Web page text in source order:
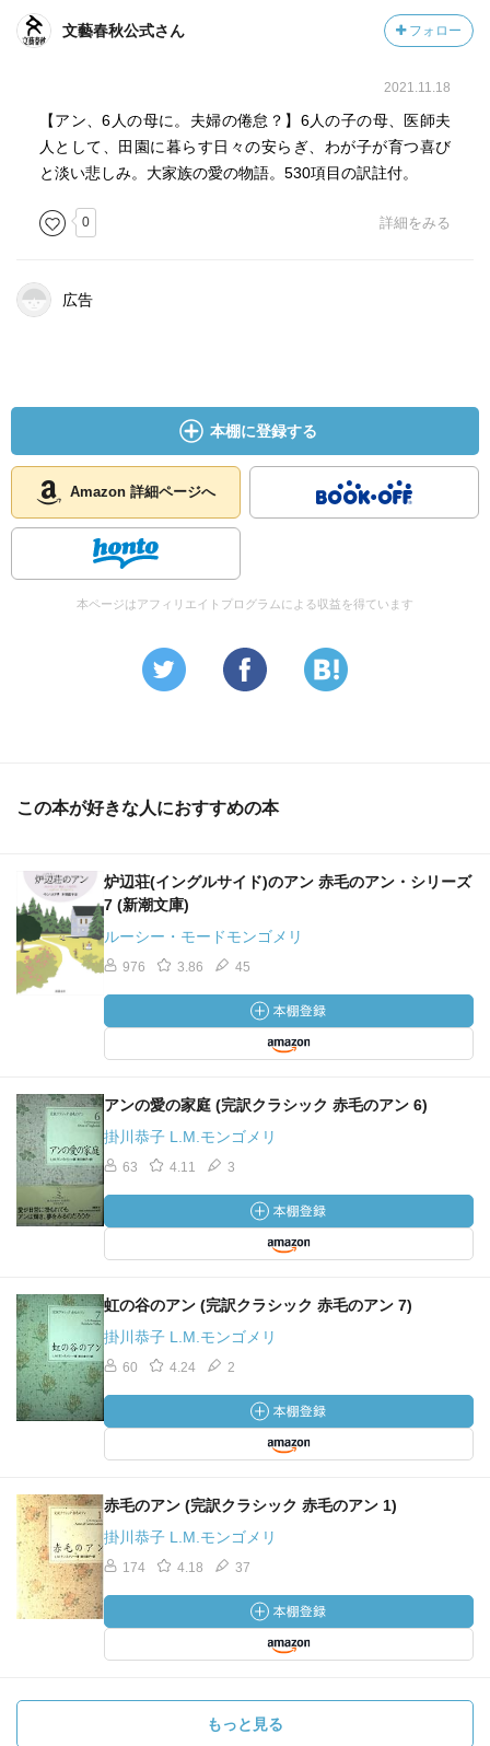
文藝春秋公式さん フォロー
2021.11.18
【アン、6人の母に。夫婦の倦怠？】6人の子の母、医師夫
人として、田園に暮らす日々の安らぎ、わが子が育つ喜び
と淡い悲しみ。大家族の愛の物語。530項目の訳註付。
0 詳細をみる
広告
本棚に登録する
Amazon 詳細ページへ
本ページはアフィリエイトプログラムによる収益を得ています
この本が好きな人におすすめの本
炉辺荘(イングルサイド)のアン 赤毛のアン・シリーズ
7 (新潮文庫)
ルーシー・モードモンゴメリ
976 3.86 45
アンの愛の家庭 (完訳クラシック 赤毛のアン 6)
掛川恭子 L.M.モンゴメリ
63 4.11 3
虹の谷のアン (完訳クラシック 赤毛のアン 7)
掛川恭子 L.M.モンゴメリ
60 4.24 2
赤毛のアン (完訳クラシック 赤毛のアン 1)
掛川恭子 L.M.モンゴメリ
174 4.18 37
もっと見る